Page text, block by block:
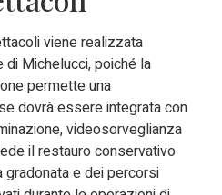
viene realizzata
Michelucci, poiché la
permette una
dovrà essere integrata con
videosorveglianza
il restauro conservativo
e dei percorsi